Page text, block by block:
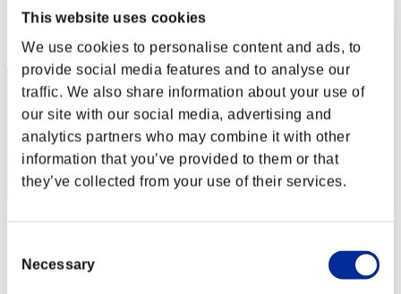
This website uses cookies
We use cookies to personalise content and ads, to
provide social media features and to analyse our
traffic. We also share information about your use of
our site with our social media, advertising and
analytics partners who may combine it with other
information that you’ve provided to them or that
they’ve collected from your use of their services.
Selection
Necessary
RANK
42
linosuke
スコア:Lv:10/09'38"40